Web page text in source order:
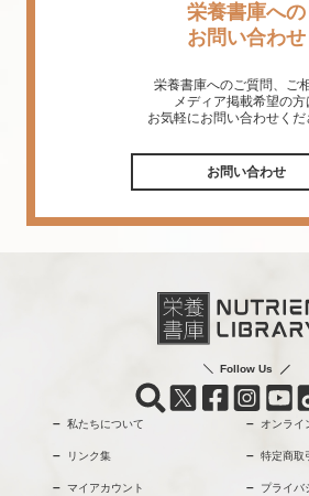
栄養書庫への
お問い合わせ
栄養書庫へのご質問、ご相
メディア掲載希望の方
お気軽にお問い合わせくだ
お問い合わせ
Follow Us
私たちについて オンライ
リンク集 特定商取
マイアカウント プライバ